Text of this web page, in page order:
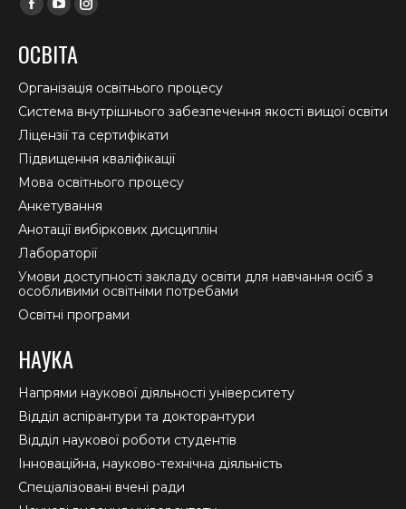
Facebook
opens
in
new
window
YouTube
opens
in
new
window
Instagram
in
new
window
ОСВІТА
Організація освітнього процесу
Система внутрішнього забезпечення якості вищої освіти
Ліцензії та сертифікати
Підвищення кваліфікації
Мова освітнього процесу
Анкетування
Анотації вибіркових дисциплін
Лабораторії
Умови доступності закладу освіти для навчання осіб з
особливими освітніми потребами
Освітні програми
НАУКА
Напрями наукової діяльності університету
Відділ аспірантури та докторантури
Відділ наукової роботи студентів
Інноваційна, науково-технічна діяльність
Спеціалізовані вчені ради